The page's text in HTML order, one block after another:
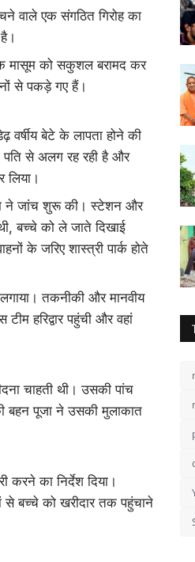
वाले एक संगठित गिरोह का
मासूम को सकुशल बरामद कर
से पकड़े गए हैं।
बेटे के लापता होने की
पति से अलग रह रही है और
ने जांच शुरू की। स्टेशन और
बच्चे को ले जाते दिखाई
के जरिए शास्त्री पार्क होते
तकनीकी और मानवीय
हरिद्वार पहुंची और वहां
चाहती थी। उसकी पांच
बहन पूजा ने उसकी मुलाकात
करने का निर्देश दिया।
से बच्चे को खरीदार तक पहुंचाने